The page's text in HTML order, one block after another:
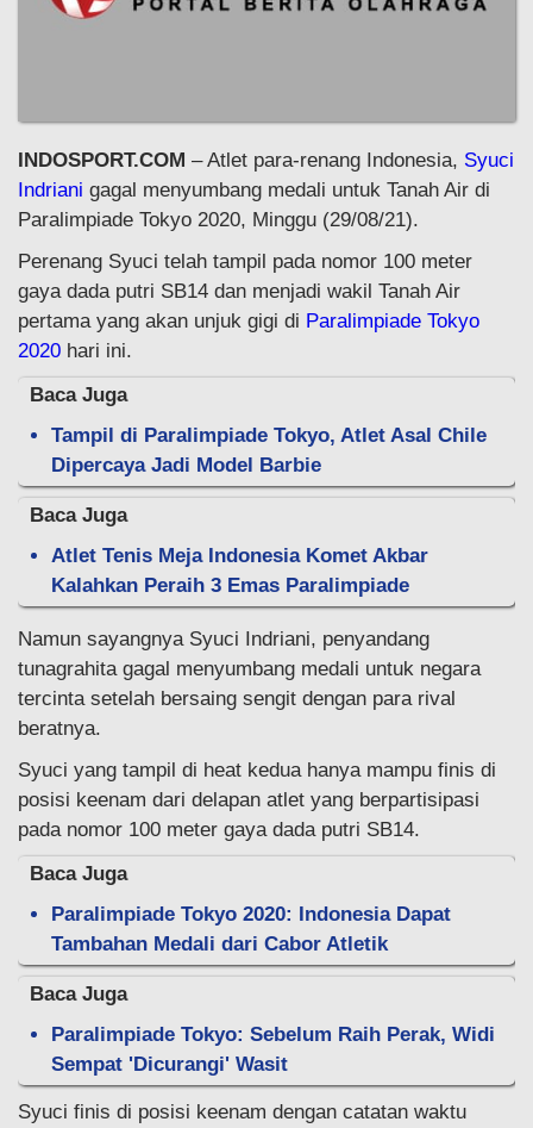
INDOSPORT.COM – Atlet para-renang Indonesia, Syuci
Indriani gagal menyumbang medali untuk Tanah Air di
Paralimpiade Tokyo 2020, Minggu (29/08/21).
Perenang Syuci telah tampil pada nomor 100 meter
gaya dada putri SB14 dan menjadi wakil Tanah Air
pertama yang akan unjuk gigi di Paralimpiade Tokyo
2020 hari ini.
Baca Juga
Tampil di Paralimpiade Tokyo, Atlet Asal Chile
Dipercaya Jadi Model Barbie
Baca Juga
Atlet Tenis Meja Indonesia Komet Akbar
Kalahkan Peraih 3 Emas Paralimpiade
Namun sayangnya Syuci Indriani, penyandang
tunagrahita gagal menyumbang medali untuk negara
tercinta setelah bersaing sengit dengan para rival
beratnya.
Syuci yang tampil di heat kedua hanya mampu finis di
posisi keenam dari delapan atlet yang berpartisipasi
pada nomor 100 meter gaya dada putri SB14.
Baca Juga
Paralimpiade Tokyo 2020: Indonesia Dapat
Tambahan Medali dari Cabor Atletik
Baca Juga
Paralimpiade Tokyo: Sebelum Raih Perak, Widi
Sempat 'Dicurangi' Wasit
Syuci finis di posisi keenam dengan catatan waktu